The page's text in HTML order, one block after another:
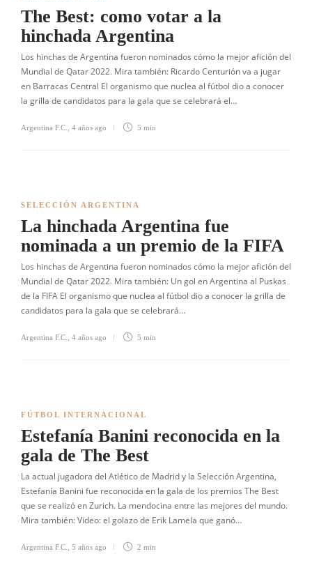
The Best: como votar a la
hinchada Argentina
Los hinchas de Argentina fueron nominados cómo la mejor afición del
Mundial de Qatar 2022. Mira también: Ricardo Centurión va a jugar
en Barracas Central El organismo que nuclea al fútbol dio a conocer
la grilla de candidatos para la gala que se celebrará el…
Argentina F.C. 4 años ago 5 min
SELECCIÓN ARGENTINA
La hinchada Argentina fue
nominada a un premio de la FIFA
Los hinchas de Argentina fueron nominados cómo la mejor afición del
Mundial de Qatar 2022. Mira también: Un gol en Argentina al Puskas
de la FIFA El organismo que nuclea al fútbol dio a conocer la grilla de
candidatos para la gala que se celebrará…
Argentina F.C. 4 años ago 5 min
FÚTBOL INTERNACIONAL
Estefanía Banini reconocida en la
gala de The Best
La actual jugadora del Atlético de Madrid y la Selección Argentina,
Estefanía Banini fue reconocida en la gala de los premios The Best
que se realizó en Zurich. La mendocina entre las mejores del mundo.
Mira también: Video: el golazo de Erik Lamela que ganó…
Argentina F.C. 5 años ago 2 min